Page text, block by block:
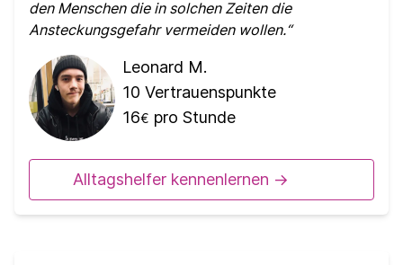
den Menschen die in solchen Zeiten die
Ansteckungsgefahr vermeiden wollen.
Leonard M.
10 Vertrauenspunkte
16€ pro Stunde
Alltagshelfer kennenlernen ->